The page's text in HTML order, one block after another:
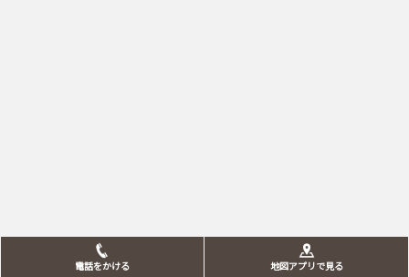
電話をかける 地図アプリで見る